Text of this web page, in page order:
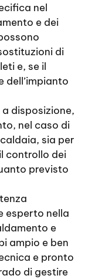
nel
e dei
di
e, se il
dell’impianto
disposizione,
nel caso di
sia per
controllo dei
previsto
esperto nella
e
ampio e ben
e pronto
di gestire